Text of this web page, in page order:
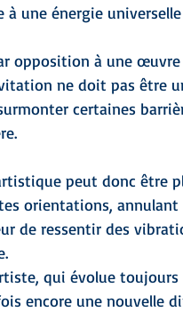
à une énergie
opposition à une
ne doit pas être
certaines
peut donc être
orientations,
de ressentir des
qui évolue
encore une nouvelle